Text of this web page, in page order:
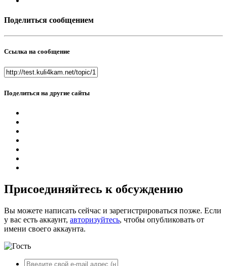
Поделиться сообщением
Ссылка на сообщение
Поделиться на другие сайты
Присоединяйтесь к обсуждению
Вы можете написать сейчас и зарегистрироваться позже. Если
у вас есть аккаунт, авторизуйтесь, чтобы опубликовать от
имени своего аккаунта.